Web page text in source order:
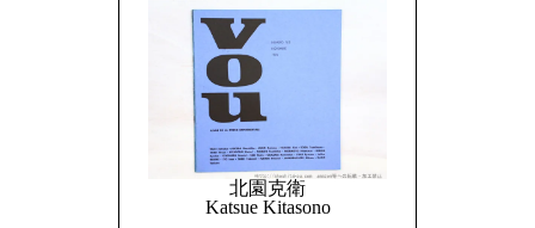
北園克衛
Katsue Kitasono